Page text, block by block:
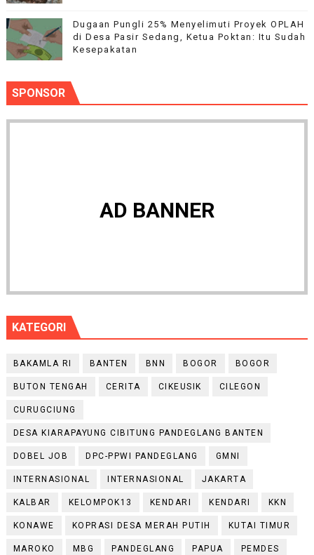
Dugaan Pungli 25% Menyelimuti Proyek OPLAH
di Desa Pasir Sedang, Ketua Poktan: Itu Sudah
Kesepakatan
SPONSOR
AD BANNER
KATEGORI
BAKAMLA RI BANTEN BNN BOGOR BOGOR
BUTON TENGAH CERITA CIKEUSIK CILEGON
CURUGCIUNG
DESA KIARAPAYUNG CIBITUNG PANDEGLANG BANTEN
DOBEL JOB DPC-PPWI PANDEGLANG GMNI
INTERNASIONAL INTERNASIONAL JAKARTA
KALBAR KELOMPOK13 KENDARI KENDARI KKN
KONAWE KOPRASI DESA MERAH PUTIH KUTAI TIMUR
MAROKO MBG PANDEGLANG PAPUA PEMDES